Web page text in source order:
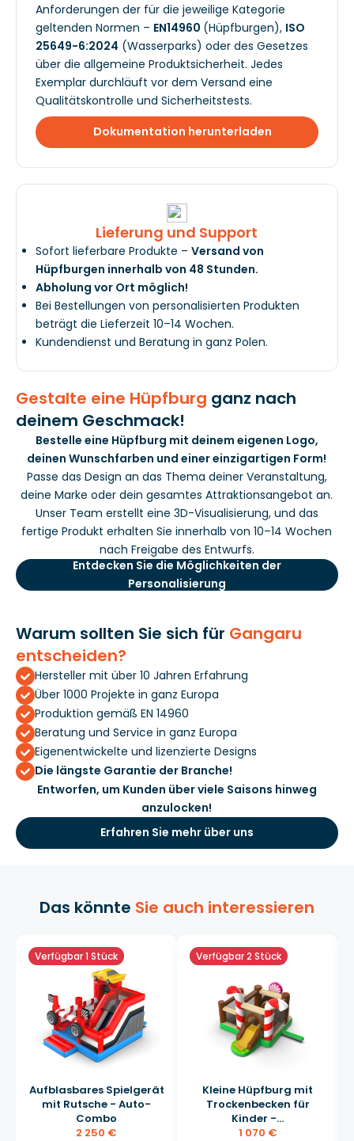
Anforderungen der für die jeweilige Kategorie
geltenden Normen – EN14960 (Hüpfburgen), ISO
25649-6:2024 (Wasserparks) oder des Gesetzes
über die allgemeine Produktsicherheit. Jedes
Exemplar durchläuft vor dem Versand eine
Qualitätskontrolle und Sicherheitstests.
Dokumentation herunterladen
Lieferung und Support
Sofort lieferbare Produkte – Versand von
Hüpfburgen innerhalb von 48 Stunden.
Abholung vor Ort möglich!
Bei Bestellungen von personalisierten Produkten
beträgt die Lieferzeit 10–14 Wochen.
Kundendienst und Beratung in ganz Polen.
Gestalte eine Hüpfburg ganz nach
deinem Geschmack!
Bestelle eine Hüpfburg mit deinem eigenen Logo,
deinen Wunschfarben und einer einzigartigen Form!
Passe das Design an das Thema deiner Veranstaltung,
deine Marke oder dein gesamtes Attraktionsangebot an.
Unser Team erstellt eine 3D-Visualisierung, und das
fertige Produkt erhalten Sie innerhalb von 10–14 Wochen
nach Freigabe des Entwurfs.
Entdecken Sie die Möglichkeiten der
Personalisierung
Warum sollten Sie sich für Gangaru
entscheiden?
Hersteller mit über 10 Jahren Erfahrung
Über 1000 Projekte in ganz Europa
Produktion gemäß EN 14960
Beratung und Service in ganz Europa
Eigenentwickelte und lizenzierte Designs
Die längste Garantie der Branche!
Entworfen, um Kunden über viele Saisons hinweg
anzulocken!
Erfahren Sie mehr über uns
Das könnte Sie auch interessieren
Verfügbar 1 Stück
Aufblasbares Spielgerät
mit Rutsche - Auto-
Combo
2 250 €
Verfügbar 2 Stück
Kleine Hüpfburg mit
Trockenbecken für
Kinder -...
1 070 €